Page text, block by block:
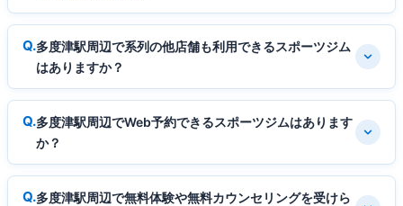
多度津駅周辺で系列の他店舗も利用できるスポーツジム
はありますか？
多度津駅周辺でWeb予約できるスポーツジムはあります
か？
多度津駅周辺で無料体験や無料カウンセリングを受けら